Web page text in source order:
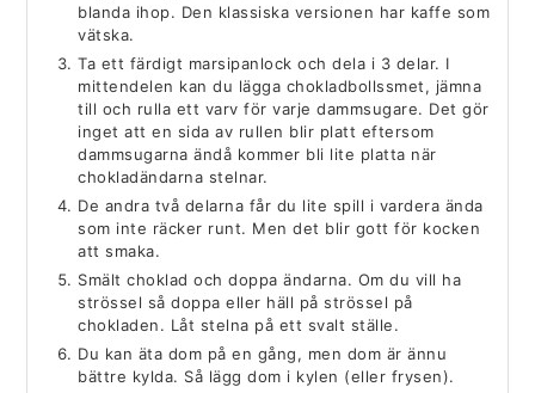
blanda ihop. Den klassiska versionen har kaffe som
vätska.
Ta ett färdigt marsipanlock och dela i 3 delar. I
mittendelen kan du lägga chokladbollssmet, jämna
till och rulla ett varv för varje dammsugare. Det gör
inget att en sida av rullen blir platt eftersom
dammsugarna ändå kommer bli lite platta när
chokladändarna stelnar.
De andra två delarna får du lite spill i vardera ända
som inte räcker runt. Men det blir gott för kocken
att smaka.
Smält choklad och doppa ändarna. Om du vill ha
strössel så doppa eller häll på strössel på
chokladen. Låt stelna på ett svalt ställe.
Du kan äta dom på en gång, men dom är ännu
bättre kylda. Så lägg dom i kylen (eller frysen).